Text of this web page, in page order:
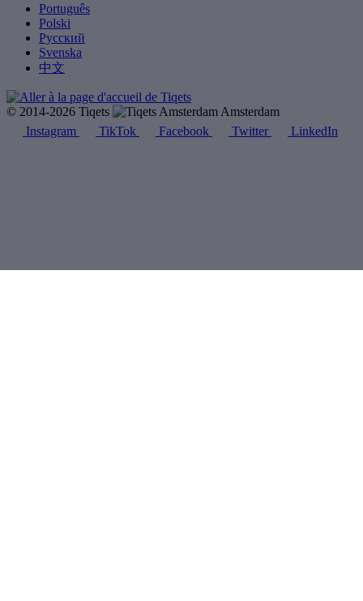
Português
Polski
Русский
Svenska
中文
© 2014-2026 Tiqets
Amsterdam
Instagram
TikTok Facebook Twitter LinkedIn